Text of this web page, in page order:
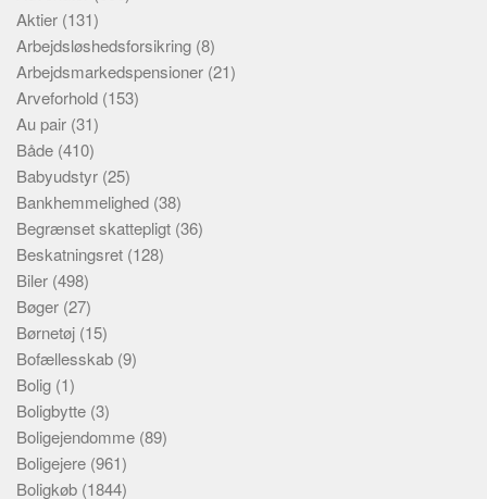
Aktier (131)
Arbejdsløshedsforsikring (8)
Arbejdsmarkedspensioner (21)
Arveforhold (153)
Au pair (31)
Både (410)
Babyudstyr (25)
Bankhemmelighed (38)
Begrænset skattepligt (36)
Beskatningsret (128)
Biler (498)
Bøger (27)
Børnetøj (15)
Bofællesskab (9)
Bolig (1)
Boligbytte (3)
Boligejendomme (89)
Boligejere (961)
Boligkøb (1844)